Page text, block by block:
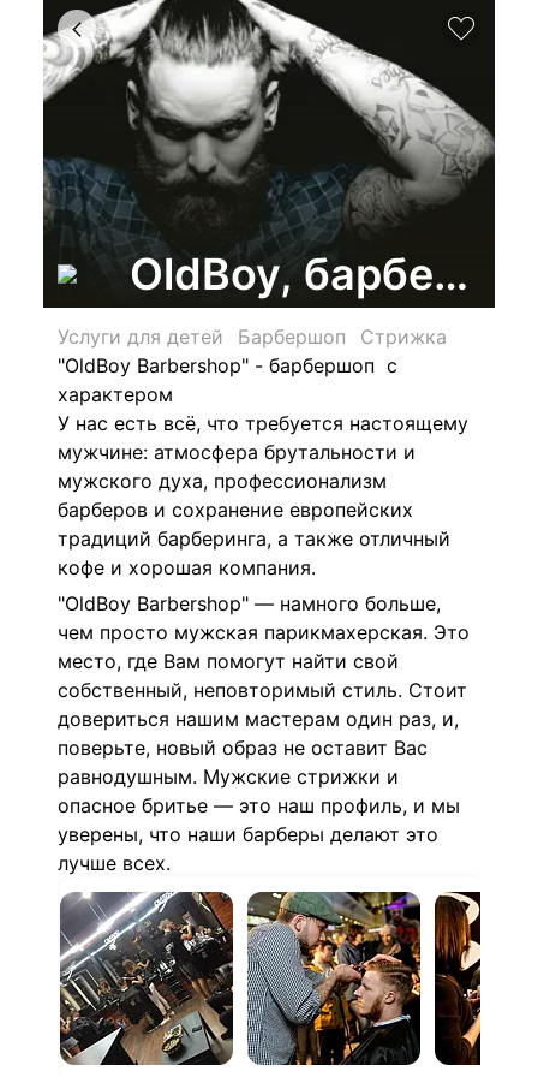
OldBoy,
Услуги для детей Барбершоп
Стрижка
"OldBoy Barbershop" - барбершоп с
характером
У нас есть всё, что требуется настоящему
мужчине: атмосфера брутальности и
мужского духа, профессионализм
барберов и сохранение европейских
традиций барберинга, а также отличный
кофе и хорошая компания.
"OldBoy Barbershop" — намного больше,
чем просто мужская парикмахерская. Это
место, где Вам помогут найти свой
собственный, неповторимый стиль. Стоит
довериться нашим мастерам один раз, и,
поверьте, новый образ не оставит Вас
равнодушным. Мужские стрижки и
опасное бритье — это наш профиль, и мы
уверены, что наши барберы делают это
лучше всех.